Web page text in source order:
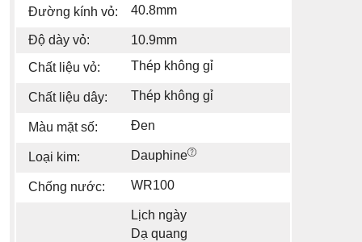
Đường kính vỏ: 40.8mm
Độ dày vỏ:
10.9mm
Chất liệu vỏ:
Thép không gỉ
Chất liệu dây: Thép không gỉ
Màu mặt số: Đen
Loại kim: Dauphine
Chống nước: WR100
Lịch ngày
Dạ quang